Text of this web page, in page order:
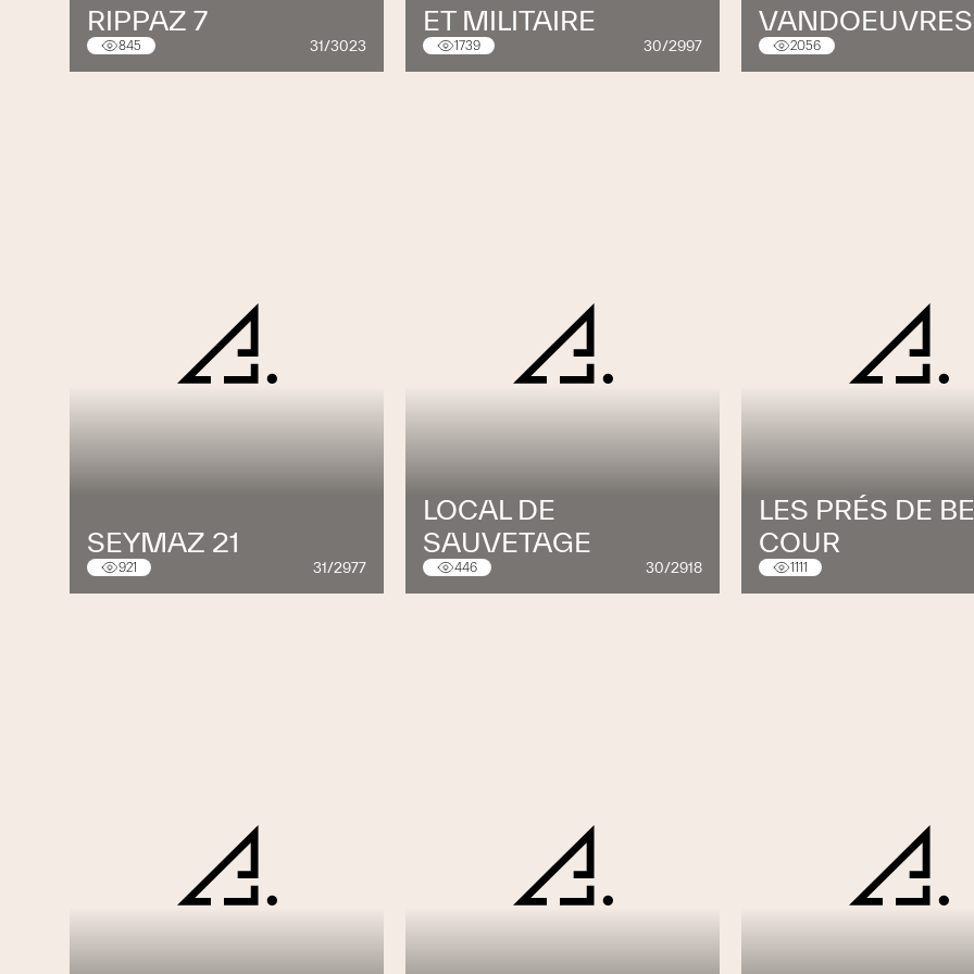
Etablissement de plans sur support informatique
RIPPAZ 7
845 31/3023
ET MILITAIRE
1739 30/2997
VANDOEUVRES
2056
SEYMAZ 21
921 31/2977
LOCAL DE
SAUVETAGE
446 30/2918
LES PRÉS DE
COUR
1111